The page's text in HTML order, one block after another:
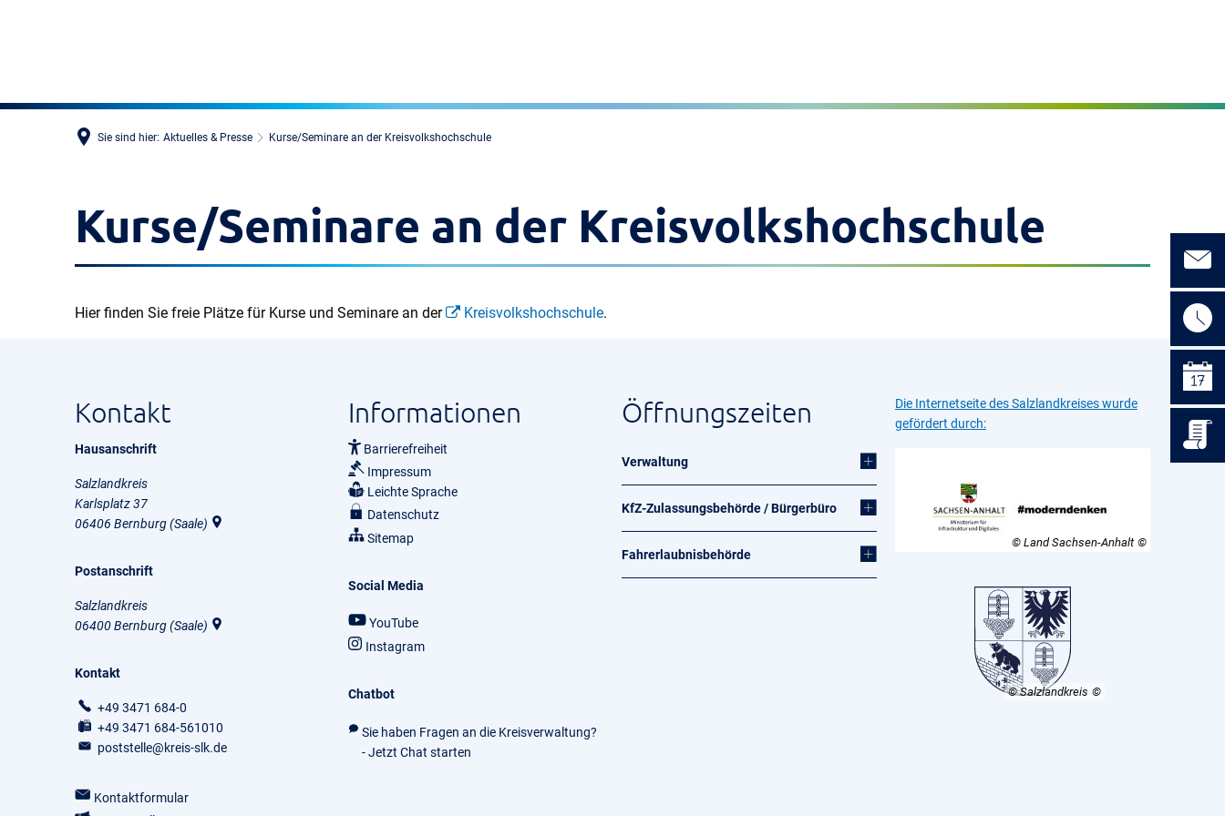
Sie sind hier: Aktuelles & Presse Kurse/Seminare an der Kreisvolkshochschule
Kurse/Seminare an der Kreisvolkshochschule
Hier finden Sie freie Plätze für Kurse und Seminare an der Kreisvolkshochschule.
Kontakt
Hausanschrift
Salzlandkreis
Karlsplatz 37
06406 Bernburg (Saale)
Postanschrift
Salzlandkreis
06400Bernburg (Saale)
Kontakt
+49 3471 684-0
+49 3471 684-561010
poststelle@kreis-slk.de
Kontaktformular
Informationen
Barrierefreiheit
Impressum
Leichte Sprache
Datenschutz
Sitemap
Social Media
YouTube
Instagram
Chatbot
Sie haben Fragen an die Kreisverwaltung?
- Jetzt Chat starten
Öffnungszeiten
Verwaltung
KfZ-Zulassungsbehörde / Bürgerbüro
Fahrerlaubnisbehörde
Die Internetseite des Salzlandkreises wurde
gefördert durch:
© Land Sachsen-Anhalt
© Salzlandkreis